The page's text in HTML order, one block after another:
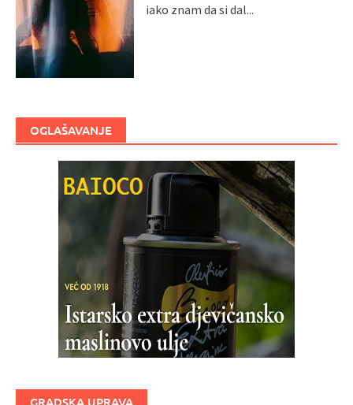
iako znam da si dal...
OGLAŠAVANJE